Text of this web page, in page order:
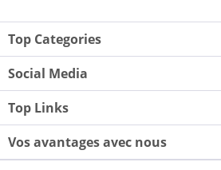
Top Categories
Social Media
Top Links
Vos avantages avec nous